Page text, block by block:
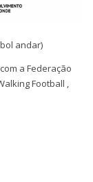
andar)
a Federação
Football ,